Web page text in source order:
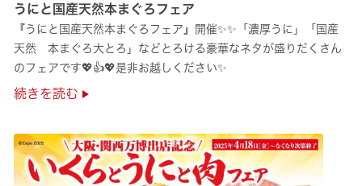
うにと国産天然本まぐろフェア
『うにと国産天然本まぐろフェア』開催✨✨「濃厚うに」「国産
天然 本まぐろ大とろ」などとろける豪華なネタが盛りだくさん
のフェアです💖👍💖是非お越しください✨
続きを読む